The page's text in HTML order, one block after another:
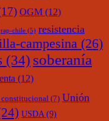
OGM (12)
rap-chile (5) resistencia
campesina (26)
(34) soberanía
(12)
(7) Unión
USDA (9)